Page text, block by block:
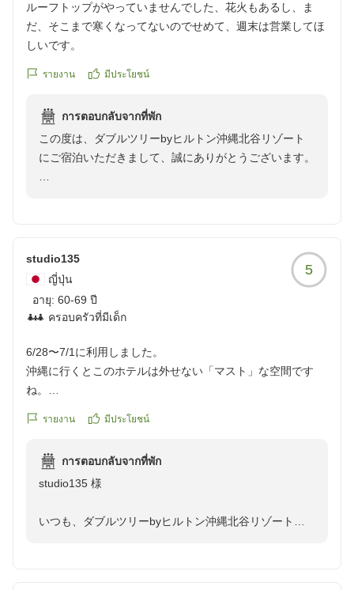
ルーフトップがやっていませんでした、花火もあるし、ま
だ、そこまで寒くなってないのでせめて、週末は営業してほ
しいです。
รายงาน มีประโยชน์
การตอบกลับจากที่พัก
この度は、ダブルツリーbyヒルトン沖縄北谷リゾート
にご宿泊いただきまして、誠にありがとうございます。
平線の向こうに沈む夕陽を見ながら特製カクテルを楽し
むことができるコンテンポラリーな雰囲気のルーフトッ
プバー。
今後の状況を鑑み、改めてご案内できるよう努めてまい
ご理解とご期待賜りますようお願い申し上げます。
studio135
ญี่ปุ่น
อายุ: 60-69 ปี
ครอบครัวที่มีเด็ก
5
6/28〜7/1に利用しました。
沖縄に行くとこのホテルは外せない「マスト」な空間です
ね。
遊歩道を歩く人の声が聞こえるほどの近さで
とても素敵です。
又、アメリカンビレッジの脇なので喧騒から少し離れている
部屋はそれほど広くは無いですが必要なだけのスペースが有
รายงาน มีประโยชน์
การตอบกลับจากที่พัก
studio135 様
いつも、ダブルツリーbyヒルトン沖縄北谷リゾートに